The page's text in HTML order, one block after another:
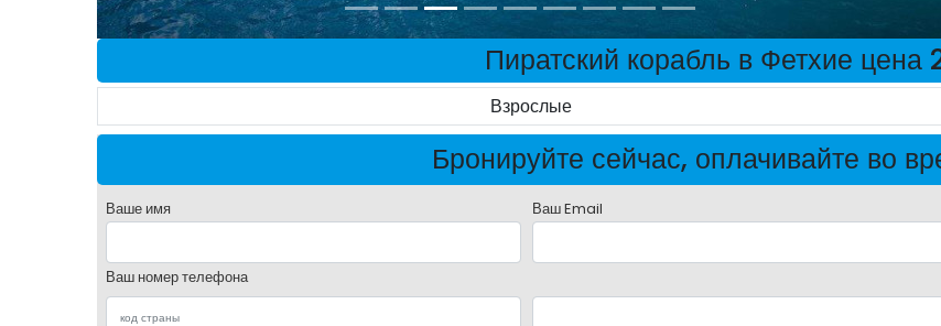
Пиратский корабль в Фетхие цена
Взрослые
Бронируйте сейчас, оплачивайте во
Ваше имя Ваш Email
Ваш номер телефона